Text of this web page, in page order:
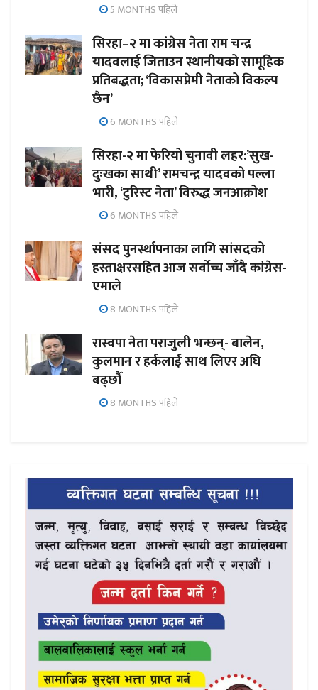
5 MONTHS पहिले
सिरहा–२ मा कांग्रेस नेता राम चन्द्र
यादवलाई जिताउन स्थानीयको सामूहिक
प्रतिबद्धता; ‘विकासप्रेमी नेताको विकल्प
छैन’
6 MONTHS पहिले
सिरहा-२ मा फेरियो चुनावी लहर:’सुख-
दुःखका साथी’ रामचन्द्र यादवको पल्ला
भारी, ‘टुरिस्ट नेता’ विरुद्ध जनआक्रोश
6 MONTHS पहिले
संसद पुनर्स्थापनाका लागि सांसदको
हस्ताक्षरसहित आज सर्वोच्च जाँदै कांग्रेस-
एमाले
8 MONTHS पहिले
रास्वपा नेता पराजुली भन्छन्- बालेन,
कुलमान र हर्कलाई साथ लिएर अघि
बढ्छौँ
8 MONTHS पहिले